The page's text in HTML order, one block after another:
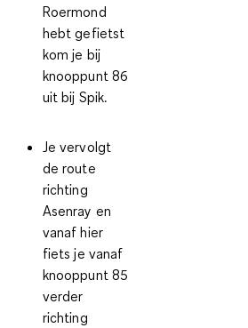
Roermond
hebt gefietst
kom je bij
knooppunt 86
uit bij Spik.
Je vervolgt
de route
richting
Asenray en
vanaf hier
fiets je vanaf
knooppunt 85
verder
richting